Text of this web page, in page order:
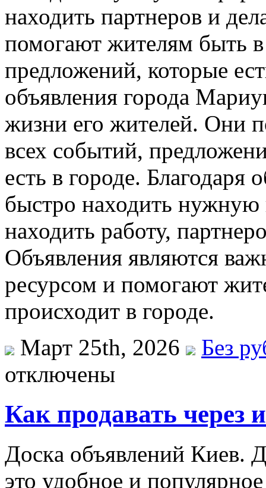
находить партнеров и
помогают жителям быть
предложений, которые
объявления города
жизни его жителей. Они
всех событий,
есть в городе. Благодаря
быстро находить
находить работу,
Объявления являются
ресурсом и помогают
происходит в городе.
Март 25th, 2026
Без
отключены
Как продавать через
Дoскa oбъявлeний Киeв.
это удобное и